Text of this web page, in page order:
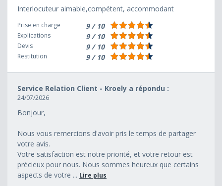
Interlocuteur aimable,compétent, accommodant
Prise en charge 9 / 10
Explications 9 / 10
Devis 9 / 10
Restitution 9 / 10
Service Relation Client - Kroely a répondu :
24/07/2026
Bonjour,
Nous vous remercions d'avoir pris le temps de partager
votre avis.
Votre satisfaction est notre priorité, et votre retour est
précieux pour nous. Nous sommes heureux que certains
aspects de votre ... Lire plus